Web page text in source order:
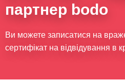
партнер bodo
Ви можете записатися на
сертифікат на відвідування в